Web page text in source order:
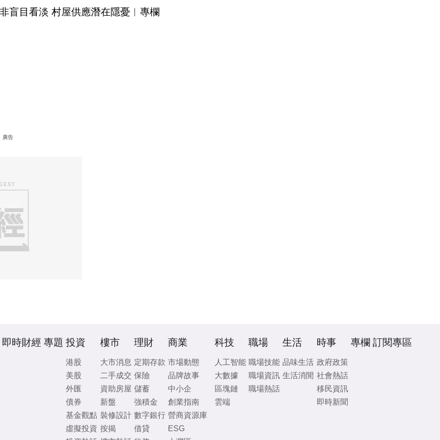
盲目看淡 村屋供應潛在隱憂︳專欄
廣告
即時財經 專題 投資
港股
美股
外匯
債券
基金觀點
虛擬投資
樓市
大市消息
二手成交
資助房屋
新盤
裝修設計
按揭
理財
定期存款
保險
儲蓄
強積金
數字銀行
借貸
商業
市場動態
品牌故事
中小企
創業指南
營商資源庫
ESG
科技
人工智能
大數據
區塊鏈
雲端
職場
職場技能
職場資訊
職場熱話
生活
品味生活
生活消閒
時事
政府政策
社會熱話
移民資訊
即時新聞
專欄 訂閱專區